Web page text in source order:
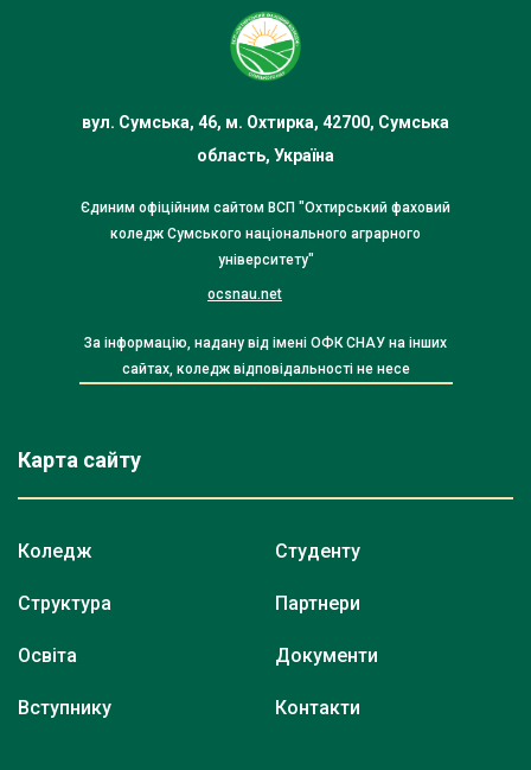
вул. Сумська, 46, м. Охтирка, 42700, Сумська
область, Україна
Єдиним офіційним сайтом ВСП "Охтирський фаховий
коледж Сумського національного аграрного
університету"
ocsnau.net
За інформацію, надану від імені ОФК СНАУ на інших
сайтах, коледж відповідальності не несе
Карта сайту
Коледж
Структура
Освіта
Вступнику
Студенту
Партнери
Документи
Контакти